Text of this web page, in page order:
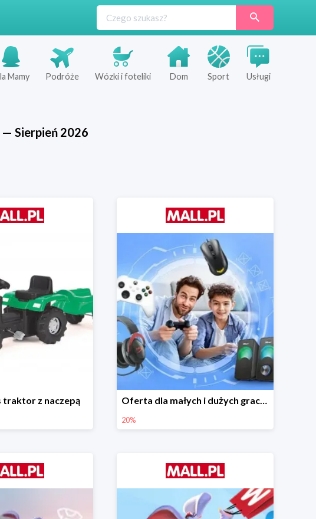
Mamy Podróże Wózki i foteliki Dom Sport Usługi
— Sierpień 2026
traktor z naczepą Oferta dla małych i dużych graczy w Mall.pl do -20%
20%